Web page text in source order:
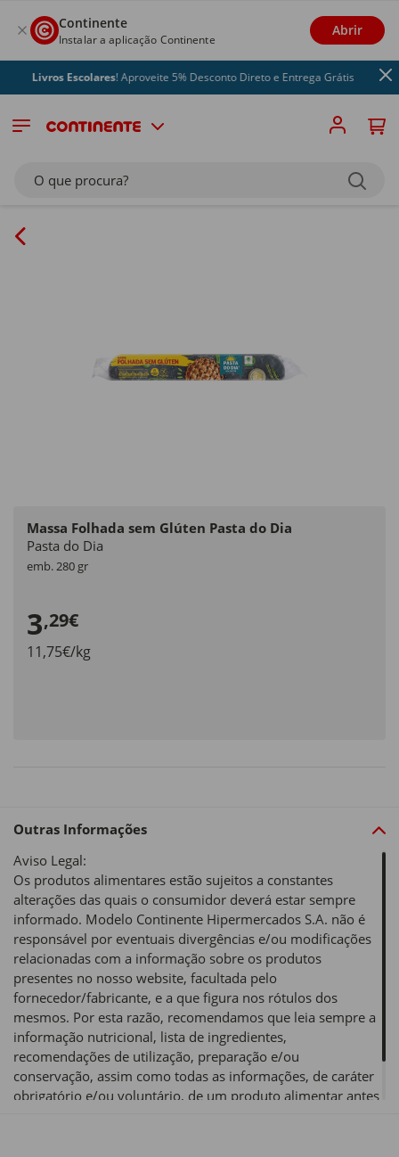
Continente
Instalar a aplicação Continente
Abrir
Livros Escolares! Aproveite 5% Desconto Direto e Entrega Grátis
O que procura?
Massa Folhada sem Glúten Pasta do Dia
Pasta do Dia
emb. 280 gr
3,29€
11,75€/kg
Outras Informações
Aviso Legal:
Os produtos alimentares estão sujeitos a constantes
alterações das quais o consumidor deverá estar sempre
informado. Modelo Continente Hipermercados S.A. não é
responsável por eventuais divergências e/ou modificações
relacionadas com a informação sobre os produtos
presentes no nosso website, facultada pelo
fornecedor/fabricante, e a que figura nos rótulos dos
mesmos. Por esta razão, recomendamos que leia sempre a
informação nutricional, lista de ingredientes,
recomendações de utilização, preparação e/ou
conservação, assim como todas as informações, de caráter
obrigatório e/ou voluntário, de um produto alimentar antes